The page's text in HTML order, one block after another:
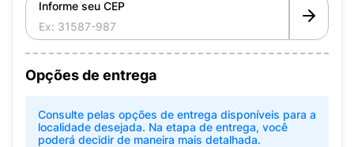
Informe seu CEP
Opções de entrega
Consulte pelas opções de entrega disponíveis para a
localidade desejada. Na etapa de entrega, você
poderá decidir de maneira mais detalhada.